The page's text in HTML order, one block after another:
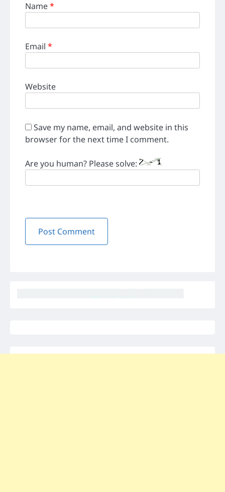
Name*
Email *
Website
Save my name, email, and website in this
browser for the next time I comment.
Are you human? Please solve: